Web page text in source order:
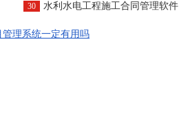
30 水利水电工程施工合同管理软件
管理系统一定有用吗